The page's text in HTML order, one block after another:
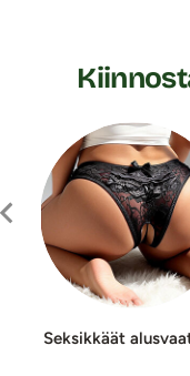
Seksikkäät